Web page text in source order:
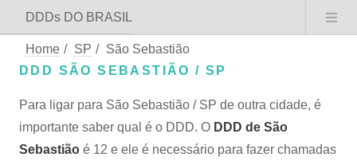
DDDs DO BRASIL
Home / SP / São Sebastião
DDD SÃO SEBASTIÃO / SP
Para ligar para São Sebastião / SP de outra cidade, é
importante saber qual é o DDD. O DDD de São
Sebastião é 12 e ele é necessário para fazer chamadas